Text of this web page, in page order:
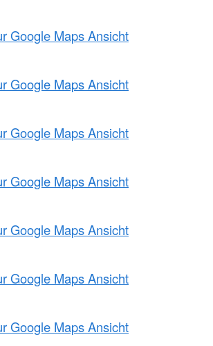
Google Maps Ansicht
Google Maps Ansicht
Google Maps Ansicht
Google Maps Ansicht
Google Maps Ansicht
Google Maps Ansicht
Google Maps Ansicht